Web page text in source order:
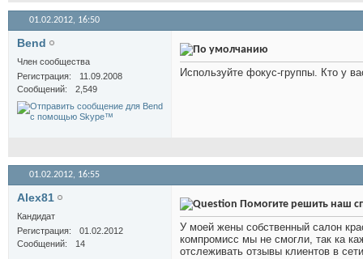
01.02.2012, 16:50
Bend
Член сообщества
Регистрация
11.09.2008
Сообщений
2,549
Используйте фокус-группы. Кто у
01.02.2012, 16:55
Alex81
Кандидат
Регистрация
01.02.2012
Сообщений
14
Помогите решить наш
У моей жены собственный салон
компромисс мы не смогли, так ка
отслеживать отзывы клиентов в